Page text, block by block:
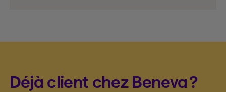
Déjà client chez Beneva ?